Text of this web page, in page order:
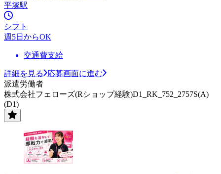
平塚駅
シフト
週5日からOK
交通費支給
詳細を見る
応募画面に進む
派遣労働者
株式会社フェローズ(Rショップ経験)D1_RK_752_2757S(A)
(D1)